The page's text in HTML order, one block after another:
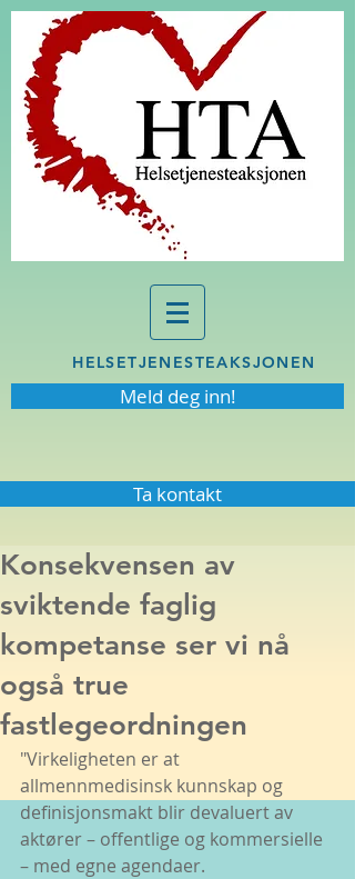
HELSETJENESTEAKSJONEN
Meld deg inn!
Ta kontakt
Konsekvensen av
sviktende faglig
kompetanse ser vi nå
også true
fastlegeordningen
"Virkeligheten er at
allmennmedisinsk kunnskap og
definisjonsmakt blir devaluert av
aktører – offentlige og kommersielle
– med egne agendaer.